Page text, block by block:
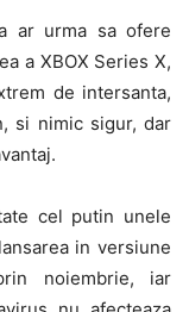
ar urma sa ofere
a XBOX Series X,
de intersanta,
si nimic sigur, dar
cel putin unele
in versiune
noiembrie, iar